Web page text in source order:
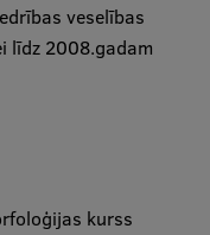
veselības
līdz 2008.gadam
kurss